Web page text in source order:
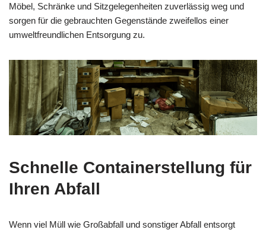
Möbel, Schränke und Sitzgelegenheiten zuverlässig weg und
sorgen für die gebrauchten Gegenstände zweifellos einer
umweltfreundlichen Entsorgung zu.
Schnelle Containerstellung für
Ihren Abfall
Wenn viel Müll wie Großabfall und sonstiger Abfall entsorgt